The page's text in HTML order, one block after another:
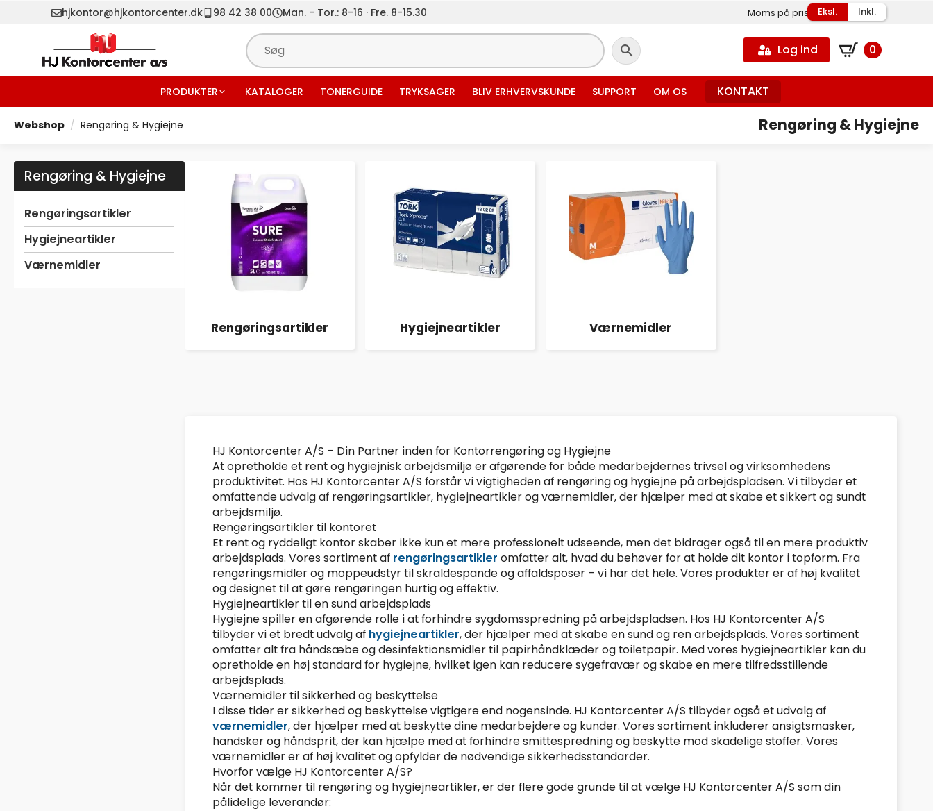
hjkontor@hjkontorcenter.dk 98 42 38 00 Man. - Tor.: 8-16 · Fre. 8-15.30 Moms på priser Eksl. Inkl.
Log ind 0
PRODUKTER KATALOGER TONERGUIDE TRYKSAGER BLIV ERHVERVSKUNDE SUPPORT OM OS KONTAKT
Webshop Rengøring & Hygiejne Rengøring & Hygiejne
Rengøring & Hygiejne
Rengøringsartikler
Hygiejneartikler
Værnemidler
Rengøringsartikler Hygiejneartikler Værnemidler
HJ Kontorcenter A/S – Din Partner inden for Kontorrengøring og Hygiejne
At opretholde et rent og hygiejnisk arbejdsmiljø er afgørende for både medarbejdernes trivsel og virksomhedens
produktivitet. Hos HJ Kontorcenter A/S forstår vi vigtigheden af rengøring og hygiejne på arbejdspladsen. Vi tilbyder et
omfattende udvalg af rengøringsartikler, hygiejneartikler og værnemidler, der hjælper med at skabe et sikkert og sundt
arbejdsmiljø.
Rengøringsartikler til kontoret
Et rent og ryddeligt kontor skaber ikke kun et mere professionelt udseende, men det bidrager også til en mere produktiv
arbejdsplads. Vores sortiment af rengøringsartikler omfatter alt, hvad du behøver for at holde dit kontor i topform. Fra
rengøringsmidler og moppeudstyr til skraldespande og affaldsposer – vi har det hele. Vores produkter er af høj kvalitet
og designet til at gøre rengøringen hurtig og effektiv.
Hygiejneartikler til en sund arbejdsplads
Hygiejne spiller en afgørende rolle i at forhindre sygdomsspredning på arbejdspladsen. Hos HJ Kontorcenter A/S
tilbyder vi et bredt udvalg af hygiejneartikler, der hjælper med at skabe en sund og ren arbejdsplads. Vores sortiment
omfatter alt fra håndsæbe og desinfektionsmidler til papirhåndklæder og toiletpapir. Med vores hygiejneartikler kan du
opretholde en høj standard for hygiejne, hvilket igen kan reducere sygefravær og skabe en mere tilfredsstillende
arbejdsplads.
Værnemidler til sikkerhed og beskyttelse
I disse tider er sikkerhed og beskyttelse vigtigere end nogensinde. HJ Kontorcenter A/S tilbyder også et udvalg af
værnemidler, der hjælper med at beskytte dine medarbejdere og kunder. Vores sortiment inkluderer ansigtsmasker,
handsker og håndsprit, der kan hjælpe med at forhindre smittespredning og beskytte mod skadelige stoffer. Vores
værnemidler er af høj kvalitet og opfylder de nødvendige sikkerhedsstandarder.
Hvorfor vælge HJ Kontorcenter A/S?
Når det kommer til rengøring og hygiejneartikler, er der flere gode grunde til at vælge HJ Kontorcenter A/S som din
pålidelige leverandør: